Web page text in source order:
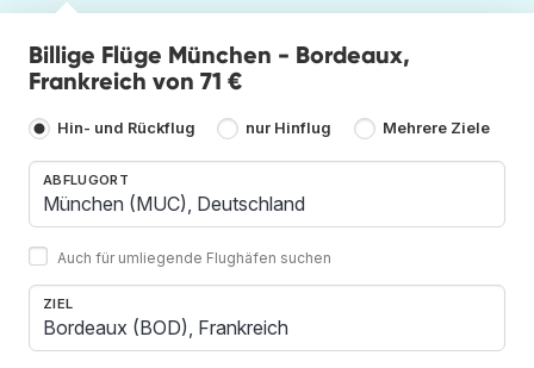
Billige Flüge München - Bordeaux,
Frankreich von 71 €
Hin- und Rückflug nur Hinflug Mehrere Ziele
ABFLUGORT
Auch für umliegende Flughäfen suchen
ZIEL